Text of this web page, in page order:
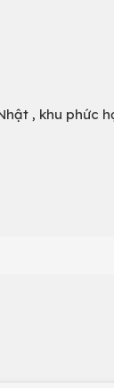
, khu phức